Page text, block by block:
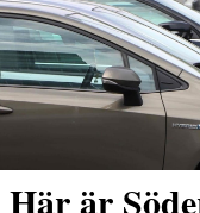
Här är